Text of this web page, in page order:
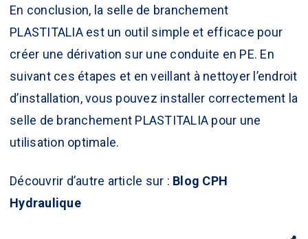
En conclusion, la selle de branchement
PLASTITALIA est un outil simple et efficace pour
créer une dérivation sur une conduite en PE. En
suivant ces étapes et en veillant à nettoyer l’endroit
d’installation, vous pouvez installer correctement la
selle de branchement PLASTITALIA pour une
utilisation optimale.
Découvrir d’autre article sur : Blog CPH
Hydraulique